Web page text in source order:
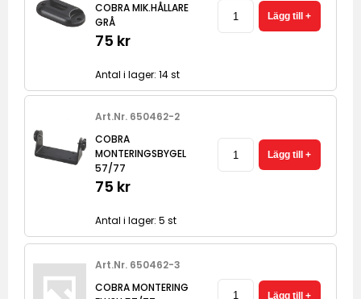
COBRA MIK.HÅLLARE
GRÅ
75 kr
Antal i lager: 14 st
Art.Nr. 650462-2
COBRA
MONTERINGSBYGEL
57/77
75 kr
Antal i lager: 5 st
Art.Nr. 650462-3
COBRA MONTERING